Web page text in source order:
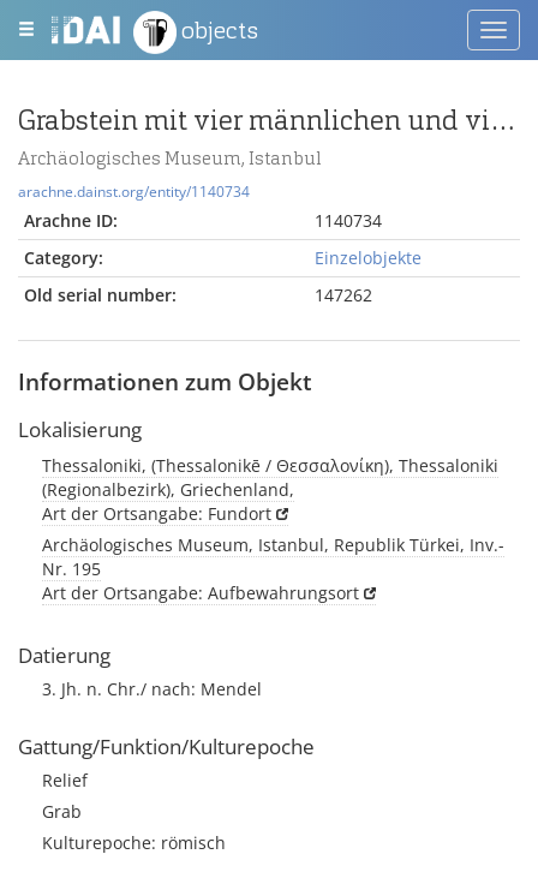
objects
Grabstein mit vier männlichen und vier weiblichen Büsten
Archäologisches Museum, Istanbul
arachne.dainst.org/entity/1140734
Arachne ID:
1140734
Category:
Einzelobjekte
Old serial number:
147262
Informationen zum Objekt
Lokalisierung
Thessaloniki, (Thessalonikē / Θεσσαλονίκη), Thessaloniki
(Regionalbezirk), Griechenland,
Art der Ortsangabe: Fundort
Archäologisches Museum, Istanbul, Republik Türkei, Inv.-
Nr. 195
Art der Ortsangabe: Aufbewahrungsort
Datierung
3. Jh. n. Chr./ nach: Mendel
Gattung/Funktion/Kulturepoche
Relief
Grab
Kulturepoche: römisch